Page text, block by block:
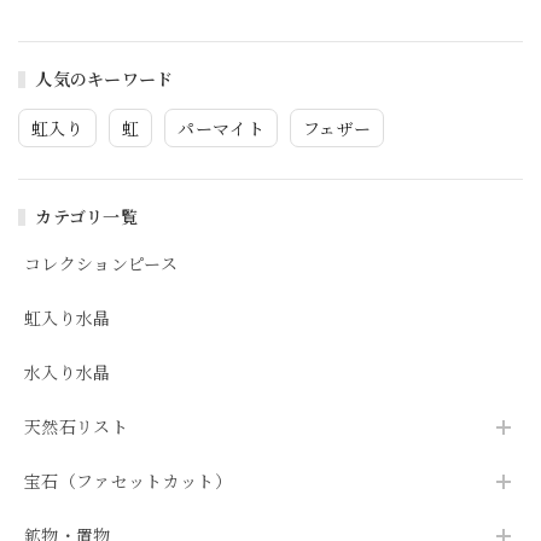
人気のキーワード
虹入り 虹 パーマイト フェザー
カテゴリ一覧
コレクションピース
虹入り水晶
水入り水晶
天然石リスト
宝石（ファセットカット）
鉱物・置物